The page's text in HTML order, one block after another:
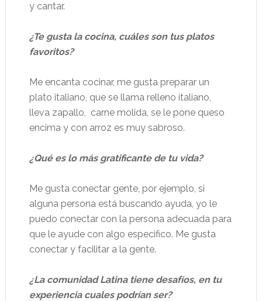
y cantar.
¿Te gusta la cocina, cuáles son tus platos
favoritos?
Me encanta cocinar, me gusta preparar un
plato italiano, que se llama relleno italiano,
lleva zapallo, carne molida, se le pone queso
encima y con arroz es muy sabroso.
¿Qué es lo más gratificante de tu vida?
Me gusta conectar gente, por ejemplo, si
alguna persona está buscando ayuda, yo le
puedo conectar con la persona adecuada para
que le ayude con algo especifico. Me gusta
conectar y facilitar a la gente.
¿La comunidad Latina tiene desafíos, en tu
experiencia cuales podrían ser?